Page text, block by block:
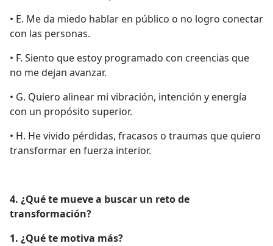
• E. Me da miedo hablar en público o no logro conectar
con las personas.
• F. Siento que estoy programado con creencias que
no me dejan avanzar.
• G. Quiero alinear mi vibración, intención y energía
con un propósito superior.
• H. He vivido pérdidas, fracasos o traumas que quiero
transformar en fuerza interior.
4. ¿Qué te mueve a buscar un reto de
transformación?
1. ¿Qué te motiva más?